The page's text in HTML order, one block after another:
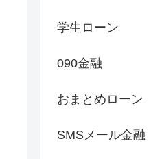
学生ローン
090金融
おまとめローン
SMSメール金融